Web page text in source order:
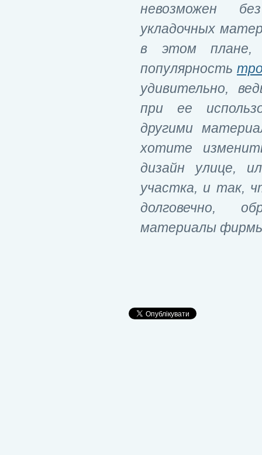
невозможен
укладочных
в этом плане,
популярность
удивительно,
при ее
другими
хотите
дизайн улице,
участка, и так,
долговечно,
материалы